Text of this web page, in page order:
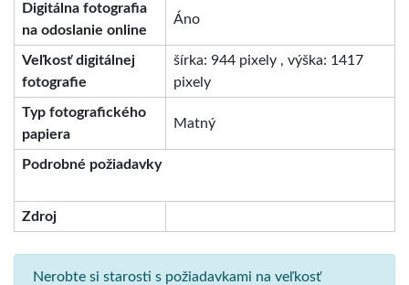
Digitálna fotografia
na odoslanie online
Áno
Veľkosť digitálnej
fotografie
šírka: 944 pixely , výška: 1417
pixely
Typ fotografického
papiera
Matný
Podrobné požiadavky
Zdroj
Nerobte si starosti s požiadavkami na veľkosť